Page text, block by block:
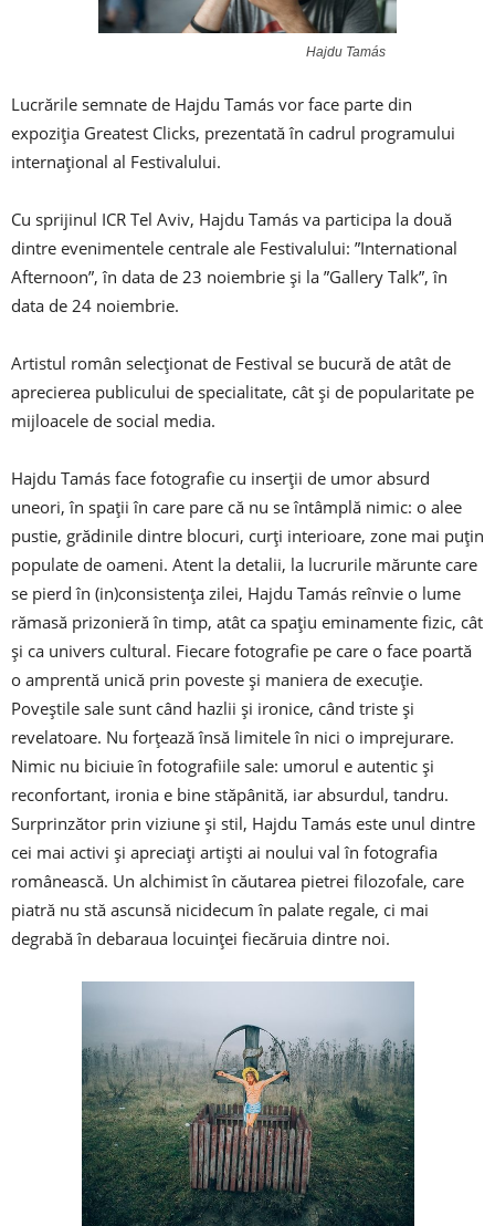
Hajdu Tamás
Lucrările semnate de Hajdu Tamás vor face parte din
expoziția Greatest Clicks, prezentată în cadrul programului
internațional al Festivalului.
Cu sprijinul ICR Tel Aviv, Hajdu Tamás va participa la două
dintre evenimentele centrale ale Festivalului: ”International
Afternoon”, în data de 23 noiembrie și la ”Gallery Talk”, în
data de 24 noiembrie.
Artistul român selecționat de Festival se bucură de atât de
aprecierea publicului de specialitate, cât și de popularitate pe
mijloacele de social media.
Hajdu Tamás face fotografie cu inserții de umor absurd
uneori, în spații în care pare că nu se întâmplă nimic: o alee
pustie, grădinile dintre blocuri, curți interioare, zone mai puțin
populate de oameni. Atent la detalii, la lucrurile mărunte care
se pierd în (in)consistența zilei, Hajdu Tamás reînvie o lume
rămasă prizonieră în timp, atât ca spațiu eminamente fizic, cât
și ca univers cultural. Fiecare fotografie pe care o face poartă
o amprentă unică prin poveste și maniera de execuție.
Poveștile sale sunt când hazlii și ironice, când triste și
revelatoare. Nu forțează însă limitele în nici o imprejurare.
Nimic nu biciuie în fotografiile sale: umorul e autentic și
reconfortant, ironia e bine stăpânită, iar absurdul, tandru.
Surprinzător prin viziune și stil, Hajdu Tamás este unul dintre
cei mai activi și apreciați artiști ai noului val în fotografia
românească. Un alchimist în căutarea pietrei filozofale, care
piatră nu stă ascunsă nicidecum în palate regale, ci mai
degrabă în debaraua locuinței fiecăruia dintre noi.